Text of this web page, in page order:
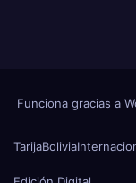
Funciona gracias a
TarijaBolivia